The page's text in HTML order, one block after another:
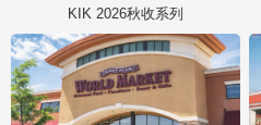
KIK 2026秋收系列